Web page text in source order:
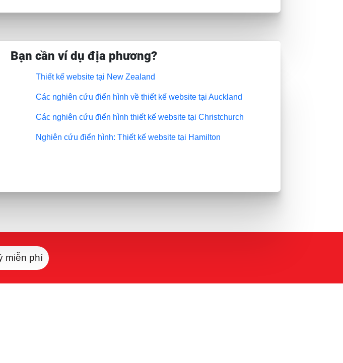
Bạn cần ví dụ địa phương?
Thiết kế website tại New Zealand
Các nghiên cứu điển hình về thiết kế website tại Auckland
Các nghiên cứu điển hình thiết kế website tại Christchurch
Nghiên cứu điển hình: Thiết kế website tại Hamilton
miễn phí